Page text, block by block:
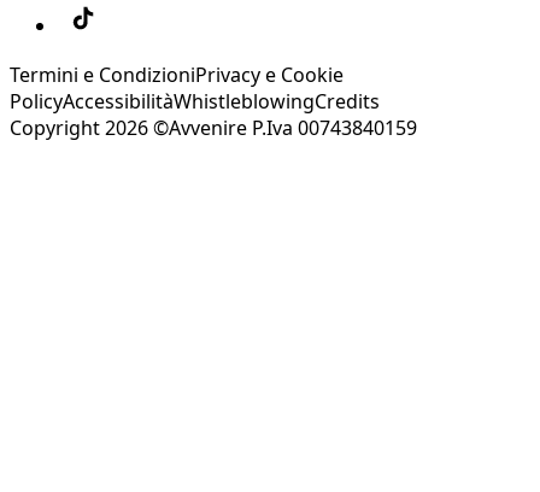
Termini e CondizioniPrivacy e Cookie
PolicyAccessibilitàWhistleblowingCredits
Copyright 2026 ©Avvenire P.Iva 00743840159